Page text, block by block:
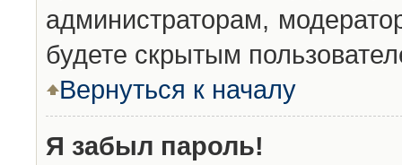
администраторам,
будете скрытым
Вернуться к началу
Я забыл пароль!